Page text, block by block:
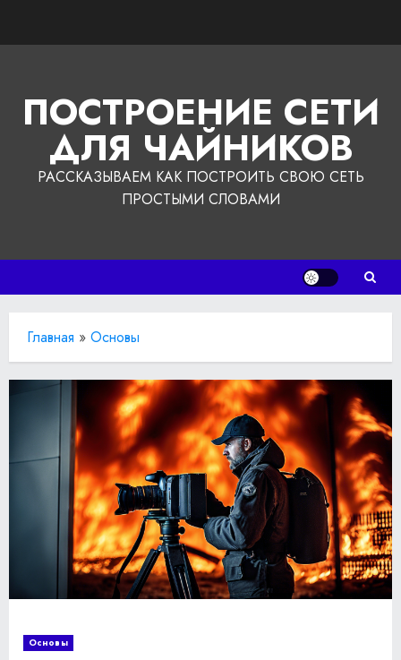
ПОСТРОЕНИЕ СЕТИ
ДЛЯ ЧАЙНИКОВ
РАССКАЗЫВАЕМ КАК ПОСТРОИТЬ СВОЮ СЕТЬ
ПРОСТЫМИ СЛОВАМИ
Главная » Основы
Основы